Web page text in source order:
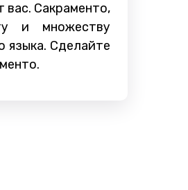
вас. Сакраменто,
и множеству
языка. Сделайте